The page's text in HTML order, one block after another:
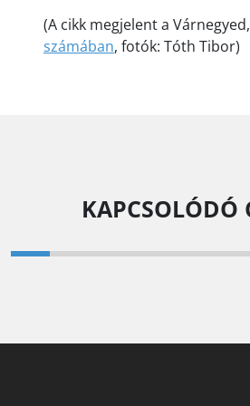
(A cikk megjelent a Várnegyed,
számában, fotók: Tóth Tibor)
KAPCSOLÓDÓ